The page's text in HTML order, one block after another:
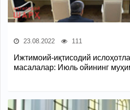
23.08.2022 111
Ижтимоий-иқтисодий
масалалар: Июль ойининг